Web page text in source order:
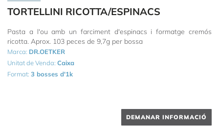
TORTELLINI RICOTTA/ESPINACS
Pasta a l'ou amb un farciment d'espinacs i formatge cremós
ricotta. Aprox. 103 peces de 9,7g per bossa
Marca: DR.OETKER
Unitat de Venda: Caixa
Format: 3 bosses d'1k
DEMANAR INFORMACIÓ